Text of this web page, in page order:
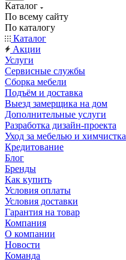
Каталог
По всему сайту
По каталогу
Каталог
Акции
Услуги
Сервисные службы
Сборка мебели
Подъём и доставка
Выезд замерщика на дом
Дополнительные услуги
Разработка дизайн-проекта
Уход за мебелью и химчистка
Кредитование
Блог
Бренды
Как купить
Условия оплаты
Условия доставки
Гарантия на товар
Компания
О компании
Новости
Команда